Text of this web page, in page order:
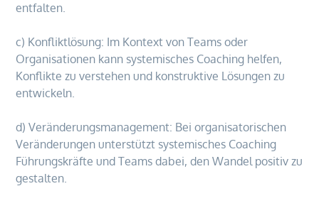
entfalten.
c) Konfliktlösung: Im Kontext von Teams oder
Organisationen kann systemisches Coaching helfen,
Konflikte zu verstehen und konstruktive Lösungen zu
entwickeln.
d) Veränderungsmanagement: Bei organisatorischen
Veränderungen unterstützt systemisches Coaching
Führungskräfte und Teams dabei, den Wandel positiv zu
gestalten.